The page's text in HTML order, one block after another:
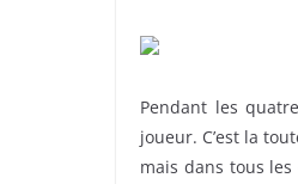
Pendant les
joueur. C’est la
mais dans tous